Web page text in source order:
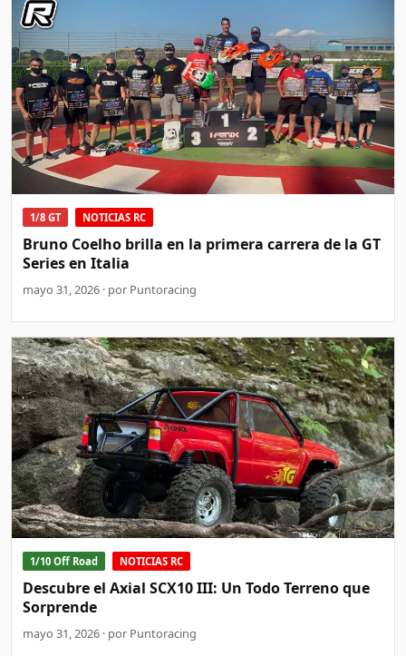
1/8 GT NOTICIAS RC
Bruno Coelho brilla en la primera carrera de la GT
Series en Italia
mayo 31, 2026 · por Puntoracing
1/10 Off Road NOTICIAS RC
Descubre el Axial SCX10 III: Un Todo Terreno que
Sorprende
mayo 31, 2026 · por Puntoracing